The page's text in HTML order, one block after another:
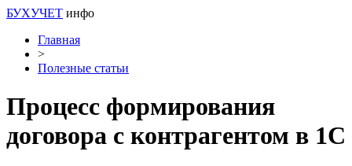
БУХУЧЕТ инфо
Главная
>
Полезные статьи
Процесс формирования
договора с контрагентом в 1С